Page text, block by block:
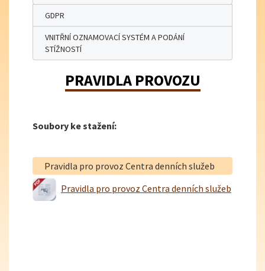
GDPR
VNITŘNÍ OZNAMOVACÍ SYSTÉM A PODÁNÍ
STÍŽNOSTÍ
PRAVIDLA PROVOZU
Soubory ke stažení:
Pravidla pro provoz Centra denních služeb
Pravidla pro provoz Centra denních služeb